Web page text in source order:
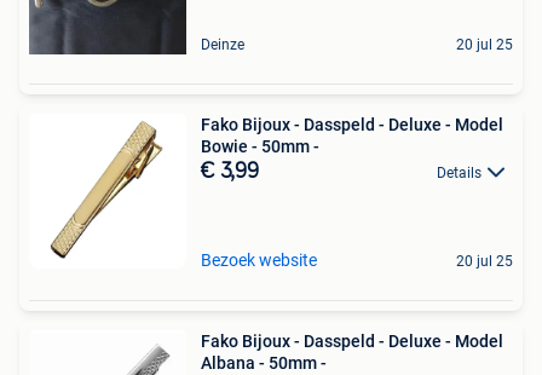
Deinze 20 jul 25
Fako Bijoux - Dasspeld - Deluxe - Model
Bowie - 50mm -
€ 3,99 Details
Bezoek website 20 jul 25
Fako Bijoux - Dasspeld - Deluxe - Model
Albana - 50mm -